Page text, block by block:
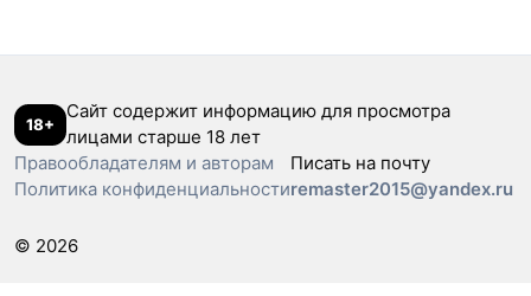
18+
Сайт содержит информацию для просмотра
лицами старше 18 лет
Правообладателям и авторам
Политика конфиденциальности
Писать на почту
remaster2015@yandex.ru
© 2026